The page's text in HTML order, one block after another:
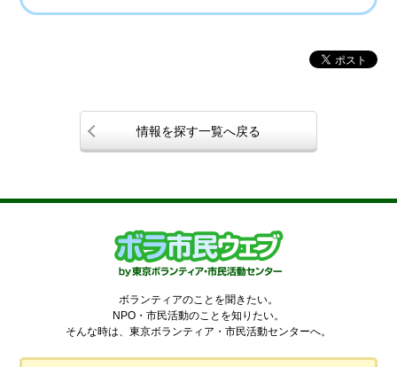
情報を探す一覧へ戻る
ボランティアのことを聞きたい。
NPO・市民活動のことを知りたい。
そんな時は、東京ボランティア・市民活動センターへ。